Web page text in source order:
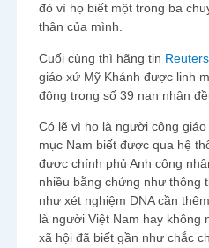
đỏ vì họ biết một trong ba
thân của mình.
Cuối cùng thì hãng tin
giáo xứ Mỹ Khánh được linh
đông trong số 39 nạn nhân
Có lẽ vì họ là người công
mục Nam biết được qua hệ
được chính phủ Anh công
nhiều bằng chứng như thông
như xét nghiệm DNA cần
là người Việt Nam hay không
xã hội đã biết gần như chắc